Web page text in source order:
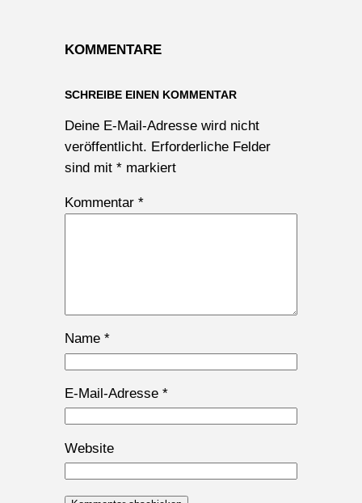
KOMMENTARE
SCHREIBE EINEN KOMMENTAR
Deine E-Mail-Adresse wird nicht
veröffentlicht. Erforderliche Felder
sind mit *markiert
Kommentar *
Name *
E-Mail-Adresse *
Website